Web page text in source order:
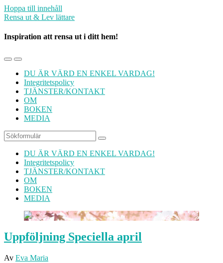
Hoppa till innehåll
Rensa ut & Lev lättare
Inspiration att rensa ut i ditt hem!
Slå
mobilmenyn
Slå
på/av
sökfältet
DU ÄR VÄRD EN ENKEL VARDAG!
Integritetspolicy
TJÄNSTER/KONTAKT
OM
BOKEN
MEDIA
Sök
DU ÄR VÄRD EN ENKEL VARDAG!
Integritetspolicy
TJÄNSTER/KONTAKT
OM
BOKEN
MEDIA
Uppföljning Speciella april
Av Eva Maria